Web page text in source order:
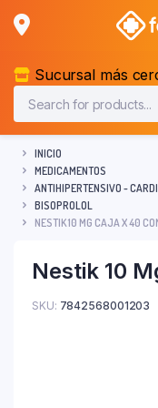
Sucursal más
INICIO
MEDICAMENTOS
ANTIHIPERTENSIVO -
BISOPROLOL
NESTIK 10 MG CAJA X 40
Nestik 10
SKU: 7842568001203